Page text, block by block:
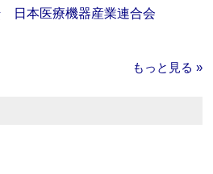
日本医療機器産業連合会
もっと見る »